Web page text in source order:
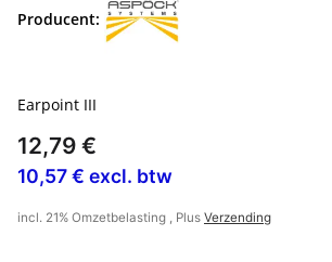
Producent:
Earpoint III
12,79 €
10,57 € excl. btw
incl. 21% Omzetbelasting , Plus Verzending